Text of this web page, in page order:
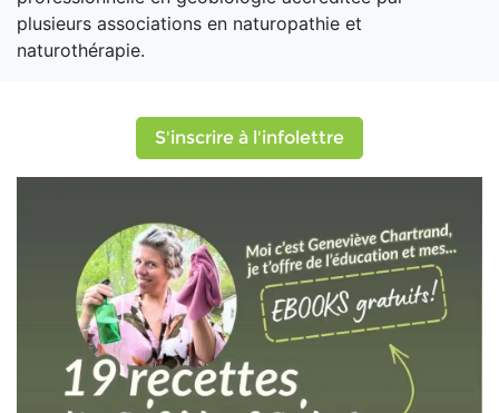
plusieurs associations en naturopathie et
naturothérapie.
S'inscrire à l'infolettre